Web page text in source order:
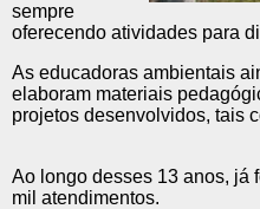
sempre
oferecendo atividades para
As educadoras ambientais
elaboram materiais
projetos desenvolvidos, tais
Ao longo desses 13 anos, já
mil atendimentos.